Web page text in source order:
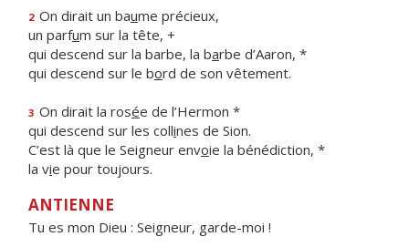
2 On dirait un baume précieux,
un parfum sur la tête, +
qui descend sur la barbe, la barbe d’Aaron, *
qui descend sur le bord de son vêtement.
3 On dirait la rosée de l’Hermon *
qui descend sur les collines de Sion.
C’est là que le Seigneur envoie la bénédiction, *
la vie pour toujours.
ANTIENNE
Tu es mon Dieu : Seigneur, garde-moi !